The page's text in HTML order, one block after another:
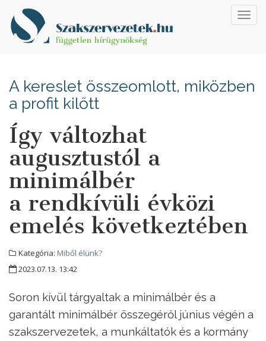
A kereslet összeomlott, miközben
a profit kilőtt
Így változhat
augusztustól a
minimálbér
a rendkívüli évközi
emelés következtében
Kategória: Miből élünk?
2023.07.13. 13:42
Soron kívül tárgyaltak a minimálbér és a
garantált minimálbér összegéről június végén a
szakszervezetek, a munkáltatók és a kormány